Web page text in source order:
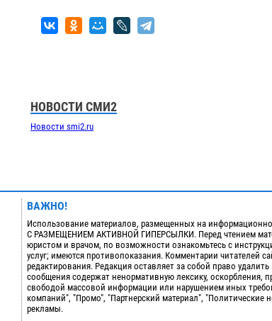
НОВОСТИ СМИ2
Новости smi2.ru
ВАЖНО!
Использование материалов, размещенных на
С РАЗМЕЩЕНИЕМ АКТИВНОЙ ГИПЕРСЫЛКИ. Перед чтением
юристом и врачом, по возможности ознакомьтесь с
услуг; имеются противопоказания. Комментарии читателей
редактирования. Редакция оставляет за собой право
сообщения содержат ненормативную лексику, оскорбления,
свободой массовой информации или нарушением иных
компаний", "Промо", "Партнерский материал", "Политические
рекламы.